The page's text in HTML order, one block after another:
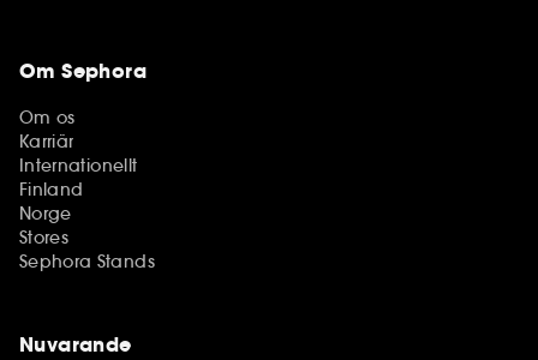
Om Sephora
Om os
Karriär
Internationellt
Finland
Norge
Stores
Sephora Stands
Nuvarande